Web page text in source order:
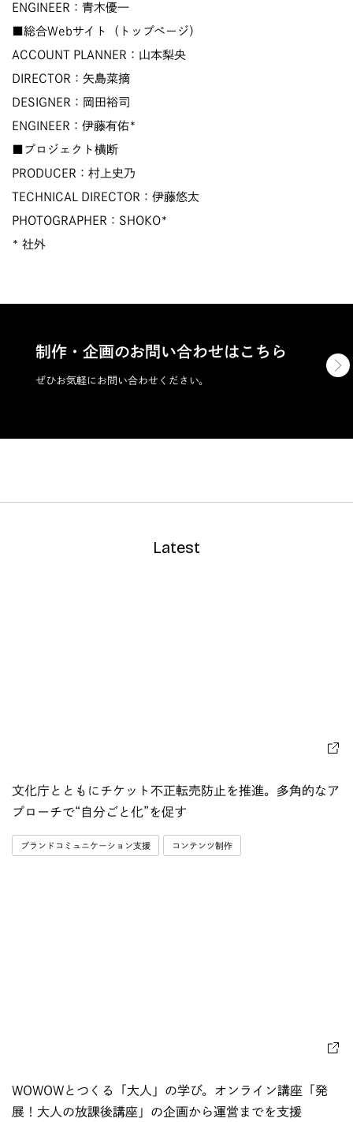
ENGINEER：青木優一
■総合Webサイト（トップページ）
ACCOUNT PLANNER：山本梨央
DIRECTOR：矢島菜摘
DESIGNER：岡田裕司
ENGINEER：伊藤有佑*
■プロジェクト横断
PRODUCER：村上史乃
TECHNICAL DIRECTOR：伊藤悠太
PHOTOGRAPHER：SHOKO*
* 社外
制作・企画のお問い合わせはこちら
ぜひお気軽にお問い合わせください。
Latest
文化庁とともにチケット不正転売防止を推進。多角的なア
プローチで“自分ごと化”を促す
ブランドコミュニケーション支援 コンテンツ制作
WOWOWとつくる「大人」の学び。オンライン講座「発
展！大人の放課後講座」の企画から運営までを支援